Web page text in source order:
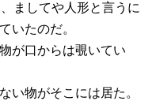
ましてや人形と言うに
いたのだ。
が口からは覗いてい
い物がそこには居た。